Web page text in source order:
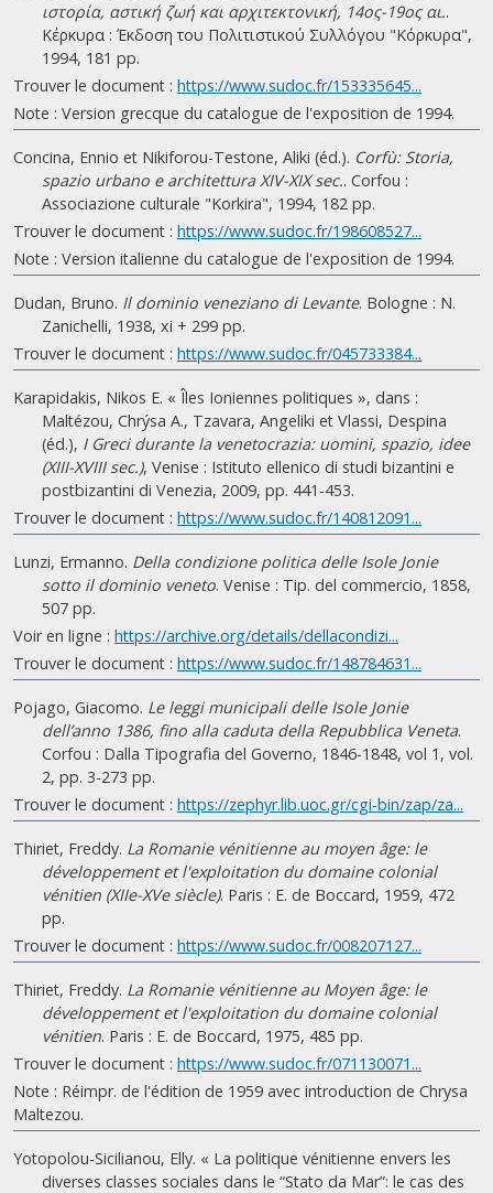
ιστορία, αστική ζωή και αρχιτεκτονική, 14ος-19ος αι..
Κέρκυρα : Έκδοση του Πολιτιστικού Συλλόγου "Κόρκυρα",
1994, 181 pp.
Trouver le document : https://www.sudoc.fr/153335645...
Note : Version grecque du catalogue de l'exposition de 1994.
Concina, Ennio et Nikiforou-Testone, Aliki (éd.). Corfù: Storia,
spazio urbano e architettura XIV-XIX sec.. Corfou :
Associazione culturale "Korkira", 1994, 182 pp.
Trouver le document : https://www.sudoc.fr/198608527...
Note : Version italienne du catalogue de l'exposition de 1994.
Dudan, Bruno. Il dominio veneziano di Levante. Bologne : N.
Zanichelli, 1938, xi + 299 pp.
Trouver le document : https://www.sudoc.fr/045733384...
Karapidakis, Nikos E. « Îles Ioniennes politiques », dans :
Maltézou, Chrýsa A., Tzavara, Angeliki et Vlassi, Despina
(éd.), I Greci durante la venetocrazia: uomini, spazio, idee
(XIII-XVIII sec.), Venise : Istituto ellenico di studi bizantini e
postbizantini di Venezia, 2009, pp. 441-453.
Trouver le document : https://www.sudoc.fr/140812091...
Lunzi, Ermanno. Della condizione politica delle Isole Jonie
sotto il dominio veneto. Venise : Tip. del commercio, 1858,
507 pp.
Voir en ligne : https://archive.org/details/dellacondizi...
Trouver le document : https://www.sudoc.fr/148784631...
Pojago, Giacomo. Le leggi municipali delle Isole Jonie
dell’anno 1386, fino alla caduta della Repubblica Veneta.
Corfou : Dalla Tipografia del Governo, 1846-1848, vol 1, vol.
2, pp. 3-273 pp.
Trouver le document : https://zephyr.lib.uoc.gr/cgi-bin/zap/za...
Thiriet, Freddy. La Romanie vénitienne au moyen âge: le
développement et l'exploitation du domaine colonial
vénitien (XIIe-XVe siècle). Paris : E. de Boccard, 1959, 472
pp.
Trouver le document : https://www.sudoc.fr/008207127...
Thiriet, Freddy. La Romanie vénitienne au Moyen âge: le
développement et l'exploitation du domaine colonial
vénitien. Paris : E. de Boccard, 1975, 485 pp.
Trouver le document : https://www.sudoc.fr/071130071...
Note : Réimpr. de l'édition de 1959 avec introduction de Chrysa
Maltezou.
Yotopolou-Sicilianou, Elly. « La politique vénitienne envers les
diverses classes sociales dans le “Stato da Mar”: le cas des